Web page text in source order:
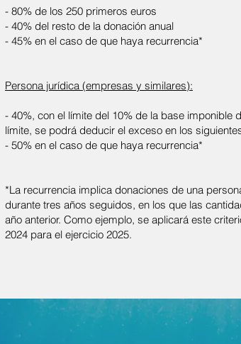
- 80% de los 250 primeros euros
- 40% del resto de la donación anual
- 45% en el caso de que haya recurrencia*
Persona jurídica (empresas y similares):
- 40%, con el límite del 10% de la base imponible
límite, se podrá deducir el exceso en los
- 50% en el caso de que haya recurrencia*
*La recurrencia implica donaciones de una
durante tres años seguidos, en los que las
año anterior. Como ejemplo, se aplicará este
2024 para el ejercicio 2025.